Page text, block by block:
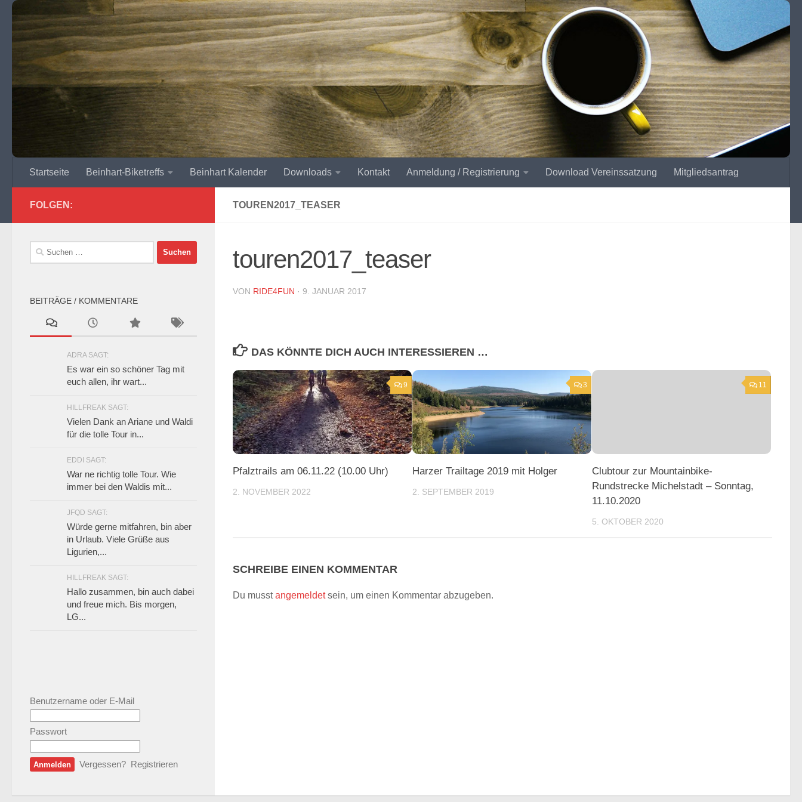
Zum Inhalt springen
Startseite Beinhart-Biketreffs Beinhart Kalender Downloads Kontakt Anmeldung / Registrierung Download Vereinssatzung Mitgliedsantrag
TOUREN2017_TEASER
touren2017_teaser
VON RIDE4FUN · 9. JANUAR 2017
DAS KÖNNTE DICH AUCH INTERESSIEREN …
9
Pfalztrails am 06.11.22 (10.00 Uhr)
2. NOVEMBER 2022
3
Harzer Trailtage 2019 mit Holger
2. SEPTEMBER 2019
11
Clubtour zur Mountainbike-
Rundstrecke Michelstadt – Sonntag,
11.10.2020
5. OKTOBER 2020
SCHREIBE EINEN KOMMENTAR
Du musstangemeldetsein, um einen Kommentar abzugeben.
FOLGEN:
Suchen
nach:
BEITRÄGE / KOMMENTARE
ADRA SAGT:
Es war ein so schöner Tag mit
euch allen, ihr wart...
HILLFREAK SAGT:
Vielen Dank an Ariane und Waldi
für die tolle Tour in...
EDDI SAGT:
War ne richtig tolle Tour. Wie
immer bei den Waldis mit...
JFQD SAGT:
Würde gerne mitfahren, bin aber
in Urlaub. Viele Grüße aus
Ligurien,...
HILLFREAK SAGT:
Hallo zusammen, bin auch dabei
und freue mich. Bis morgen,
LG...
Benutzername oder E-Mail
Passwort
Vergessen? Registrieren